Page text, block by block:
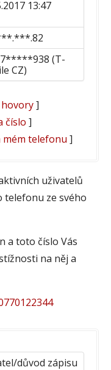
13:47
(T-
CZ)
]
číslo ]
telefonu ]
uživatelů
telefonu ze svého
a toto číslo Vás
na něj a
důvod zápisu